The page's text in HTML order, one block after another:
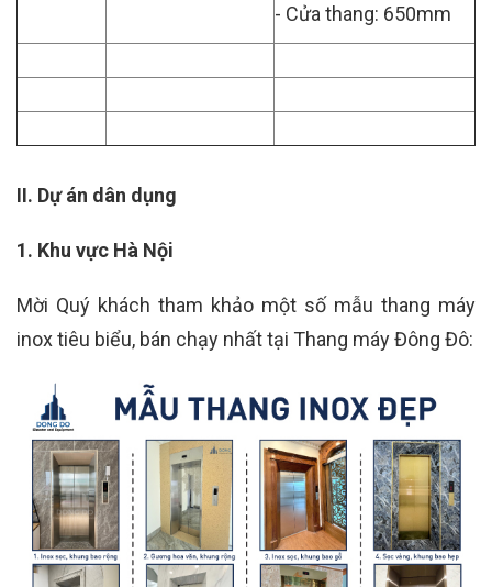
- Cửa thang: 650mm
II. Dự án dân dụng
1. Khu vực Hà Nội
Mời Quý khách tham khảo một số mẫu thang máy
inox tiêu biểu, bán chạy nhất tại Thang máy Đông Đô: